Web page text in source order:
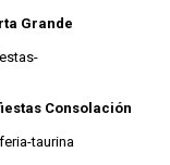
Grande
Consolación